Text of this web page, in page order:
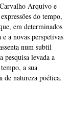
Arquivo e
do tempo,
em determinados
a novas perspetivas
num subtil
pesquisa levada a
a sua
de natureza poética.